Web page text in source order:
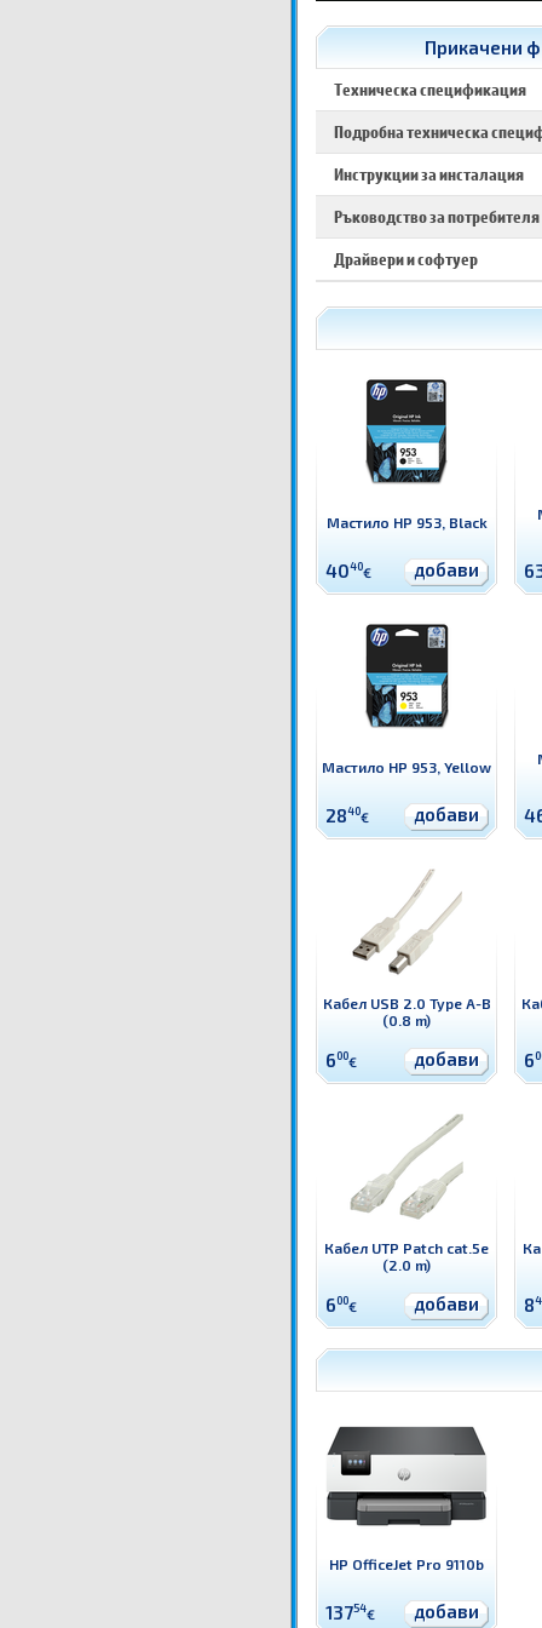
Прикачени
Техническа спецификация
Подробна техническа
Инструкции за инсталация
Ръководство за потребителя
Драйвери и софтуер
Мастило HP 953, Black
4040€ добави
Мастило HP 953, Yellow
2840€ добави
Кабел USB 2.0 Type A-B
(0.8 m)
600€ добави 6
Кабел UTP Patch cat.5e
(2.0 m)
600€ добави 8
HP OfficeJet Pro 9110b
13754€ добави